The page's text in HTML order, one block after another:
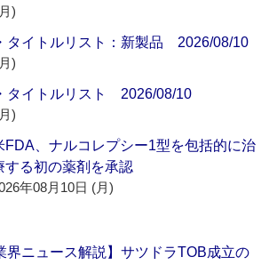
)
タイトルリスト：新製品 2026/08/10
)
タイトルリスト 2026/08/10
)
FDA、ナルコレプシー1型を包括的に治
する初の薬剤を承認
年08月10日 (月)
界ニュース解説】サツドラTOB成立の